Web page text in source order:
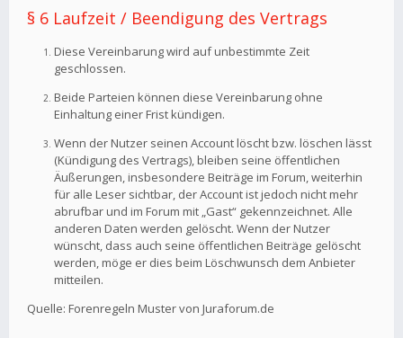
§ 6 Laufzeit / Beendigung des Vertrags
Diese Vereinbarung wird auf unbestimmte Zeit
geschlossen.
Beide Parteien können diese Vereinbarung ohne
Einhaltung einer Frist kündigen.
Wenn der Nutzer seinen Account löscht bzw. löschen lässt
(Kündigung des Vertrags), bleiben seine öffentlichen
Äußerungen, insbesondere Beiträge im Forum, weiterhin
für alle Leser sichtbar, der Account ist jedoch nicht mehr
abrufbar und im Forum mit „Gast“ gekennzeichnet. Alle
anderen Daten werden gelöscht. Wenn der Nutzer
wünscht, dass auch seine öffentlichen Beiträge gelöscht
werden, möge er dies beim Löschwunsch dem Anbieter
mitteilen.
Quelle: Forenregeln Muster von Juraforum.de